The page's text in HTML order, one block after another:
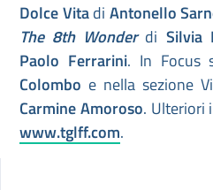
Dolce Vitadi Antonello
The 8th Wonder di Silvia
Paolo Ferrarini. In Focus
Colombo e nella sezione
Carmine Amoroso. Ulteriori
www.tglff.com.